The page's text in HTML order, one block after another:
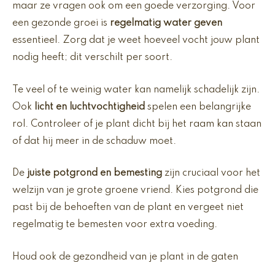
maar ze vragen ook om een goede verzorging. Voor
een gezonde groei is regelmatig water geven
essentieel. Zorg dat je weet hoeveel vocht jouw plant
nodig heeft; dit verschilt per soort.
Te veel of te weinig water kan namelijk schadelijk zijn.
Ook
licht en luchtvochtigheid spelen een belangrijke
rol. Controleer of je plant dicht bij het raam kan staan
of dat hij meer in de schaduw moet.
De juiste potgrond en bemesting zijn cruciaal voor het
welzijn van je grote groene vriend. Kies potgrond die
past bij de behoeften van de plant en vergeet niet
regelmatig te bemesten voor extra voeding.
Houd ook de gezondheid van je plant in de gaten